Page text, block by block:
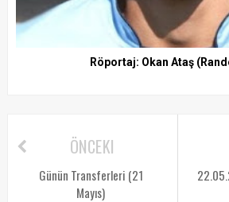
Röportaj: Okan Ataş
ÖNCEKI
Günün Transferleri (21
Mayıs)